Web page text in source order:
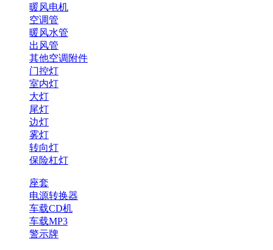
暖风电机
空调管
暖风水管
出风管
其他空调附件
门控灯
室内灯
大灯
尾灯
边灯
雾灯
转向灯
保险杠灯
座套
电源转换器
车载CD机
车载MP3
警示牌